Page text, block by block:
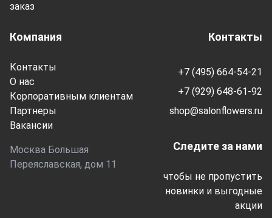
Компания
Контакты
О нас
Корпоративным клиентам
Партнеры
Вакансии
Москва Большая
Переяславская, дом 11
заказ
Контакты
+7 (495) 664-54-21
+7 (929) 648-61-92
shop@salonflowers.ru
Следите за нами
чтобы не пропустить
новинки и выгодные
акции